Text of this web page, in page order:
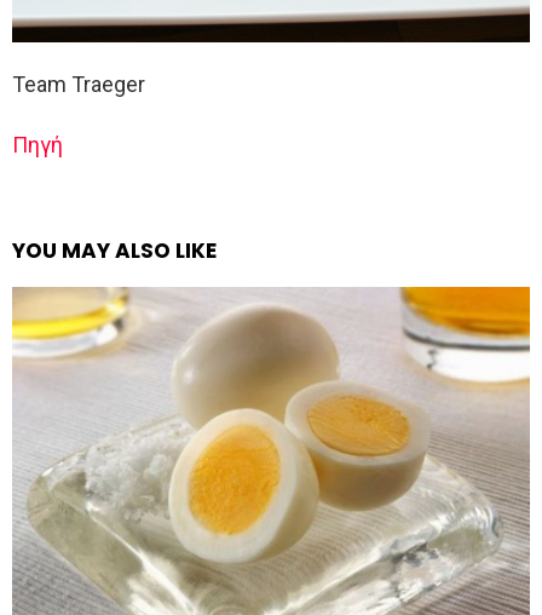
Team Traeger
Πηγή
YOU MAY ALSO LIKE